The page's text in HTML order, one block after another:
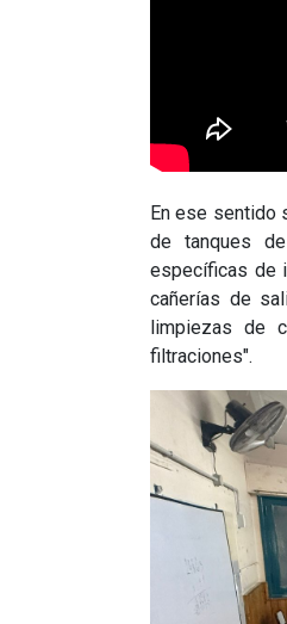
En ese sentido
de tanques
específicas de
cañerías de
limpiezas de
filtraciones".